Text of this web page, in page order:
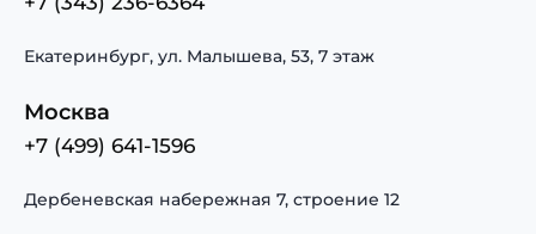
Екатеринбург, ул. Малышева, 53, 7 этаж
Москва
+7 (499) 641-1596
Дербеневская набережная 7, строение 12